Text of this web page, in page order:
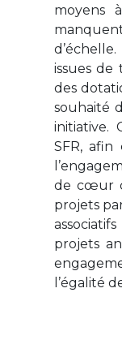
moyens
issues de
des
souhaité
initiative.
SFR,
de cœur
projets
projets
l’égalité